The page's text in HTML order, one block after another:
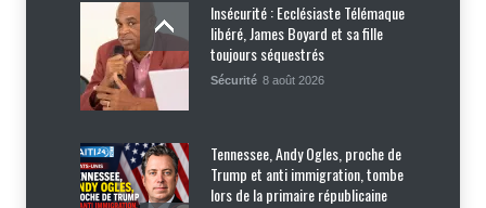
Insécurité : Ecclésiaste Télémaque
libéré, James Boyard et sa fille
toujours séquestrés
Sécurité 8 août 2026
Tennessee, Andy Ogles, proche de
Trump et anti immigration, tombe
lors de la primaire républicaine